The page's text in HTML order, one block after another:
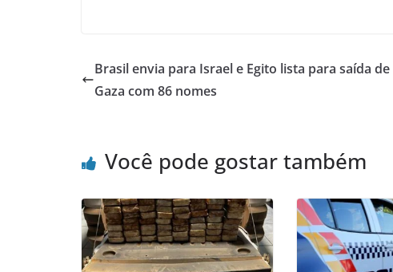
Brasil envia para Israel e Egito lista para saída de
Gaza com 86 nomes
Você pode gostar também